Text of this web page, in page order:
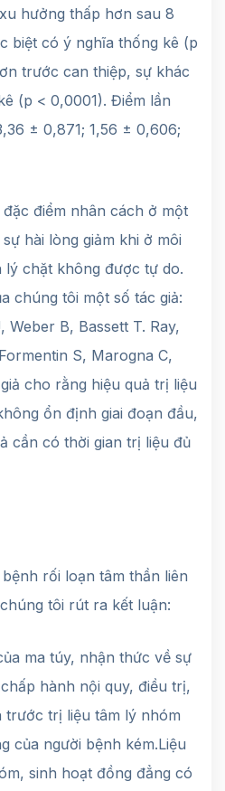
hưởng thấp hơn sau 8
biệt có ý nghĩa thống kê (p
trước can thiệp, sự khác
(p < 0,0001). Điểm lần
± 0,871; 1,56 ± 0,606;
điểm nhân cách ở một
hài lòng giảm khi ở môi
chặt không được tự do.
chúng tôi một số tác giả:
B, Bassett T. Ray,
S, Marogna C,
cho rằng hiệu quả trị liệu
ổn định giai đoạn đầu,
cần có thời gian trị liệu đủ
rối loạn tâm thần liên
tôi rút ra kết luận:
ma túy, nhận thức về sự
hành nội quy, điều trị,
trước trị liệu tâm lý nhóm
của người bệnh kém.Liệu
sinh hoạt đồng đẳng có